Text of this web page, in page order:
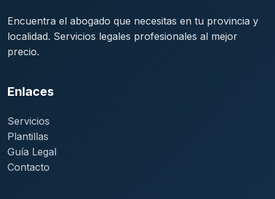
Encuentra el abogado que necesitas en tu provincia y
localidad. Servicios legales profesionales al mejor
precio.
Enlaces
Servicios
Plantillas
Guía Legal
Contacto